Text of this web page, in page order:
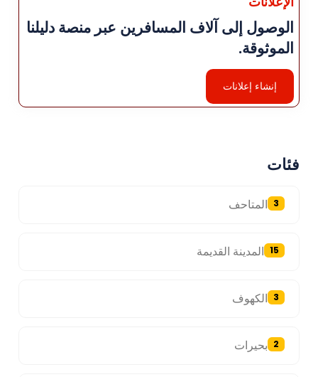
الوصول إلى آلاف المسافرين عبر منصة دليلنا
الموثوقة.
إنشاء إعلانات
فئات
المتاحف 3
المدينة القديمة 15
الكهوف 3
بحيرات 2